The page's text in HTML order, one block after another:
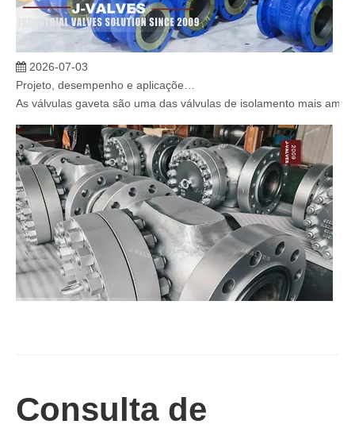
2026-07-03
As válvulas gaveta são uma das válvulas de isolamento mais
Em sistemas de tubulações industriais, evitar o fluxo reverso é
Consulta de